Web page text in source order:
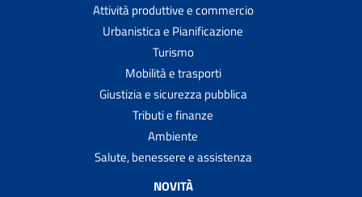
Attività produttive e commercio
Urbanistica e Pianificazione
Turismo
Mobilità e trasporti
Giustizia e sicurezza pubblica
Tributi e finanze
Ambiente
Salute, benessere e assistenza
NOVITÀ